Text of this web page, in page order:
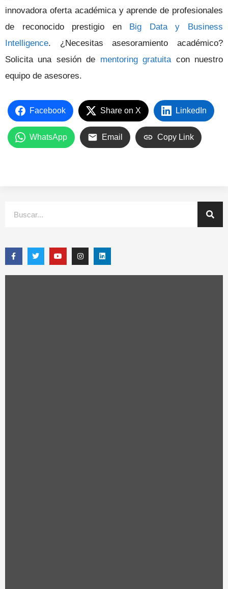
innovadora oferta académica y aprende de profesionales
de reconocido prestigio enBig Data y Business
Intelligence. ¿Necesitas asesoramiento académico?
Solicita una sesión de mentoring gratuitacon nuestro
equipo de asesores.
Facebook Share on X LinkedIn
WhatsApp Email Copy Link